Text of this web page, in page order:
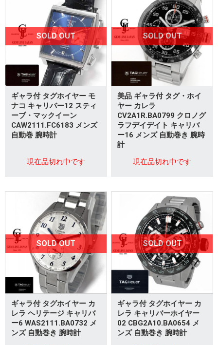
SOLD OUT
ギャラ付 タグホイヤー モ
ナコ キャリバー12 スティ
ーブ・マックイーン
CAW2111.FC6183 メンズ
自動巻 腕時計
現在品切れ中です
SOLD OUT
美品 ギャラ付 タグ・ホイ
ヤー カレラ
CV2A1R.BA0799 クロノグ
ラフデイデイト キャリバ
ー16 メンズ 自動巻き 腕時
計
現在品切れ中です
SOLD OUT
ギャラ付 タグホイヤー カ
レラ ヘリテージ キャリバ
ー6 WAS2111.BA0732 メ
ンズ 自動巻き 腕時計
SOLD OUT
ギャラ付 タグホイヤー カ
レラ キャリバーホイヤー
02 CBG2A10.BA0654 メ
ンズ 自動巻き 腕時計